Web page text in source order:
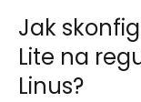
Jak
Lite na
Linus?